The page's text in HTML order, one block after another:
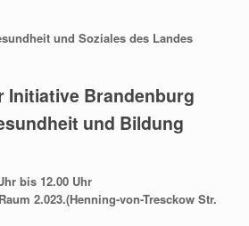
und Soziales des Landes
Initiative Brandenburg
und Bildung
bis 12.00 Uhr
2.023.(Henning-von-Tresckow Str.